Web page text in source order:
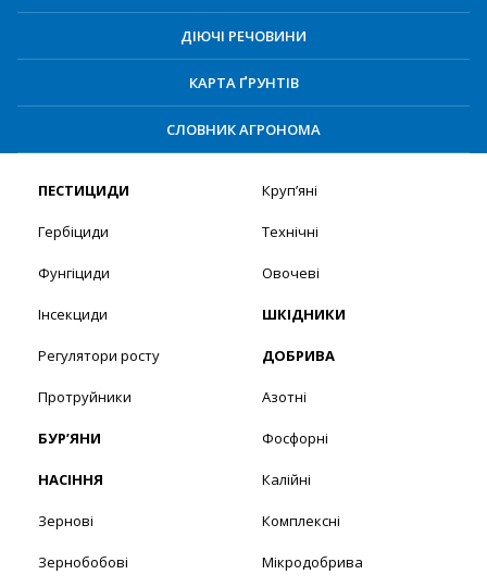
ДІЮЧІ РЕЧОВИНИ
КАРТА ҐРУНТІВ
СЛОВНИК АГРОНОМА
ПЕСТИЦИДИ
Гербіциди
Фунгіциди
Інсекциди
Регулятори росту
Протруйники
БУР’ЯНИ
НАСІННЯ
Зернові
Зернобобові
Круп’яні
Технічні
Овочеві
ШКІДНИКИ
ДОБРИВА
Азотні
Фосфорні
Калійні
Комплексні
Мікродобрива